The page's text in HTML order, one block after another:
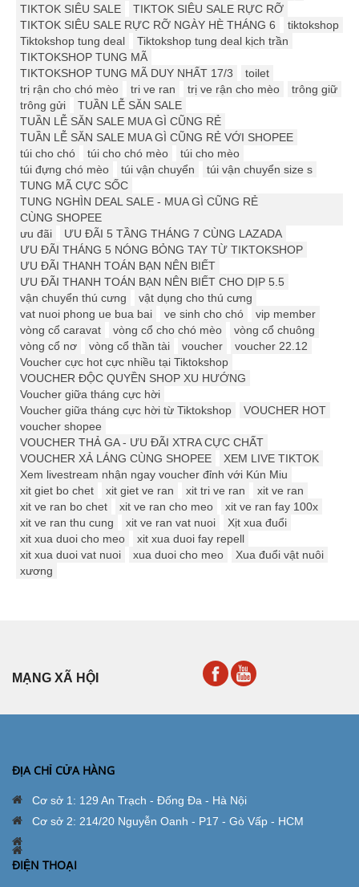
TIKTOK SIÊU SALE
TIKTOK SIÊU SALE RỰC RỠ
TIKTOK SIÊU SALE RỰC RỠ NGÀY HÈ THÁNG 6
tiktokshop
Tiktokshop tung deal
Tiktokshop tung deal kịch trần
TIKTOKSHOP TUNG MÃ
TIKTOKSHOP TUNG MÃ DUY NHẤT 17/3
toilet
trị rận cho chó mèo
tri ve ran trị ve rận cho mèo
trông giữ
trông gửi
TUẦN LỄ SĂN SALE
TUẦN LỄ SĂN SALE MUA GÌ CŨNG RẺ
TUẦN LỄ SĂN SALE MUA GÌ CŨNG RẺ VỚI SHOPEE
túi cho chó
túi cho chó mèo
túi cho mèo
túi đựng chó mèo
túi vận chuyển
túi vận chuyển size s
TUNG MÃ CỰC SỐC
TUNG NGHÌN DEAL SALE - MUA GÌ CŨNG RẺ
CÙNG SHOPEE
ưu đãi
ƯU ĐÃI 5 TẦNG THÁNG 7 CÙNG LAZADA
ƯU ĐÃI THÁNG 5 NÓNG BỎNG TAY TỪ TIKTOKSHOP
ƯU ĐÃI THANH TOÁN BẠN NÊN BIẾT
ƯU ĐÃI THANH TOÁN BẠN NÊN BIẾT CHO DỊP 5.5
vận chuyển thú cưng
vật dụng cho thú cưng
vat nuoi phong ue bua bai
ve sinh cho chó
vip member
vòng cổ caravat
vòng cổ cho chó mèo
vòng cổ chuông
vòng cổ nơ
vòng cổ thần tài voucher
voucher 22.12
Voucher cực hot cực nhiều tại Tiktokshop
VOUCHER ĐỘC QUYỀN SHOP XU HƯỚNG
Voucher giữa tháng cực hời
Voucher giữa tháng cực hời từ Tiktokshop
VOUCHER HOT
voucher shopee
VOUCHER THẢ GA - ƯU ĐÃI XTRA CỰC CHẤT
VOUCHER XẢ LÁNG CÙNG SHOPEE
XEM LIVE TIKTOK
Xem livestream nhận ngay voucher đỉnh với Kún Miu
xit giet bo chet
xit giet ve ran xit tri ve ran
xit ve ran
xit ve ran bo chet
xit ve ran cho meo
xit ve ran fay 100x
xit ve ran thu cung
xit ve ran vat nuoi
Xịt xua đuổi
xit xua duoi cho meo
xit xua duoi fay repell
xit xua duoi vat nuoi
xua duoi cho meo
Xua đuổi vật nuôi
xương
MẠNG XÃ HỘI
ĐỊA CHỈ CỬA HÀNG
Cơ sở 1: 129 An Trạch - Đống Đa - Hà Nội
Cơ sở 2: 214/20 Nguyễn Oanh - P17 - Gò Vấp - HCM
ĐIỆN THOẠI